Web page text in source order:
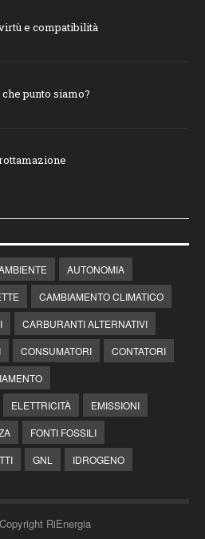
e compatibilità
punto siamo?
AUTONOMIA
CAMBIAMENTO CLIMATICO
CARBURANTI ALTERNATIVI
CONSUMATORI
CONTATORI
ELETTRICITÀ
EMISSIONI
FONTI FOSSILI
GNL IDROGENO
RiEnergia